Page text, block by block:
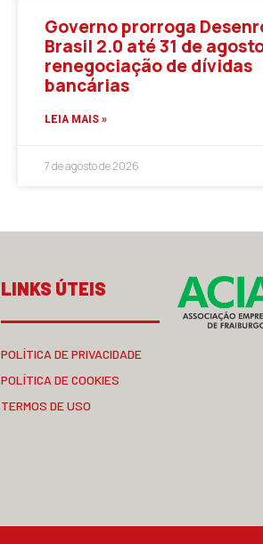
Governo prorroga
Brasil 2.0 até 31 de
renegociação de dívidas
bancárias
LEIA MAIS »
7 de agosto de 2026
LINKS ÚTEIS
POLÍTICA DE PRIVACIDADE
POLÍTICA DE COOKIES
TERMOS DE USO